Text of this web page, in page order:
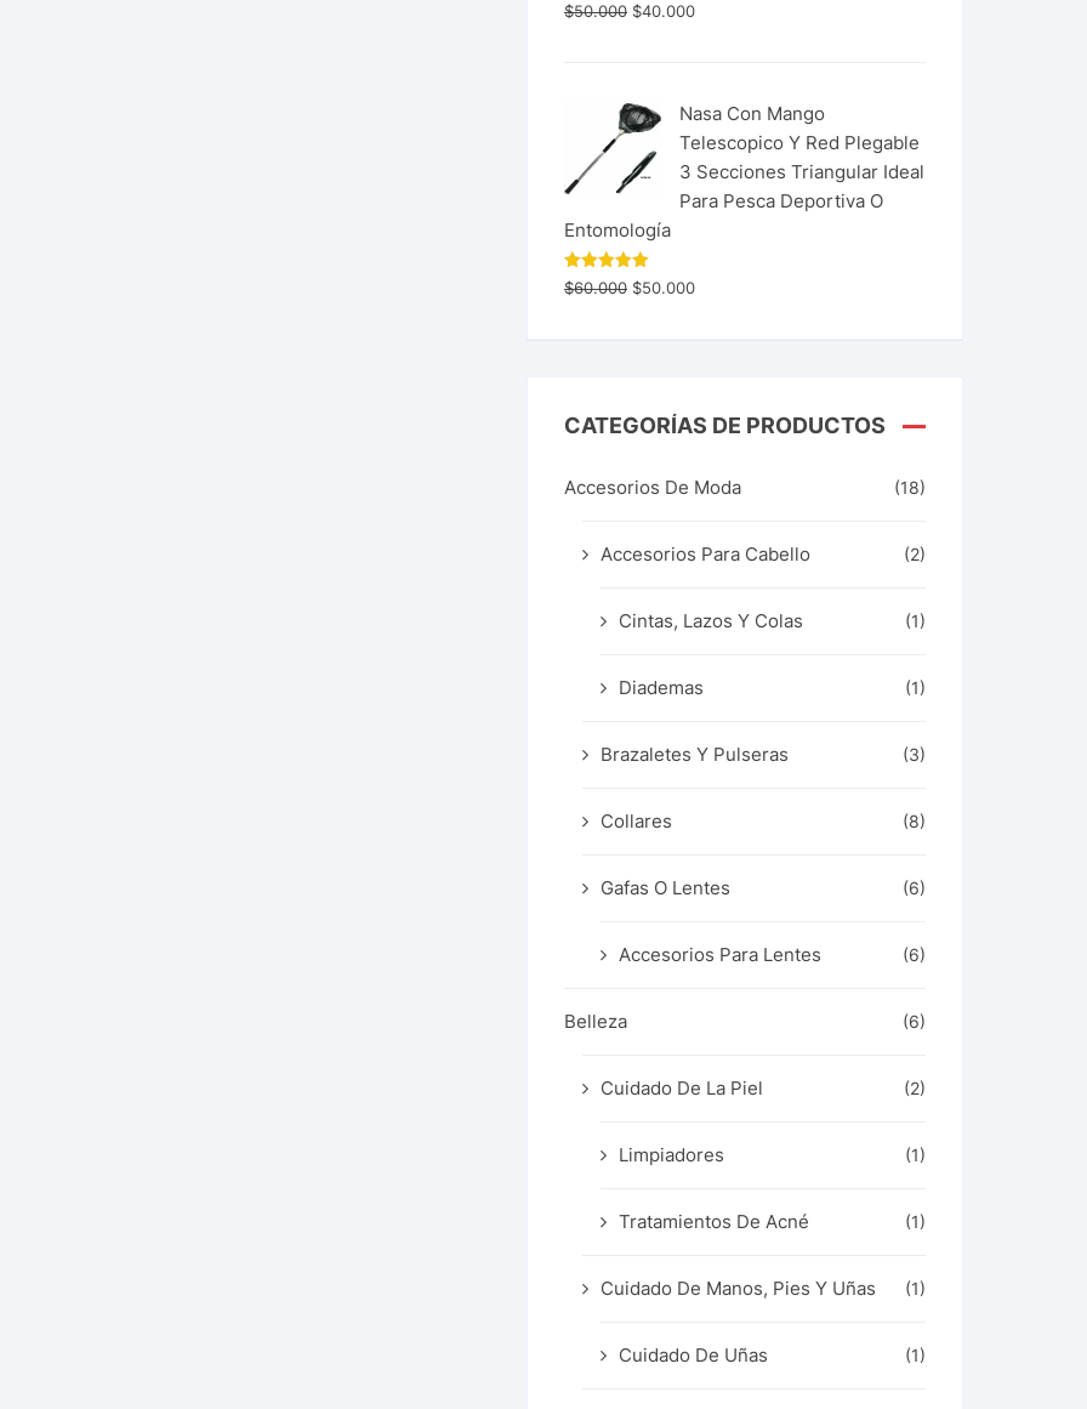
$50.000 $40.000
Nasa Con Mango
Telescopico Y Red Plegable
3 Secciones Triangular Ideal
Para Pesca Deportiva O
Entomología
Valorado
con 5.00
$60.000 $50.000
CATEGORÍAS DE PRODUCTOS
Accesorios De Moda (18)
Accesorios Para Cabello (2)
Cintas, Lazos Y Colas (1)
Diademas (1)
Brazaletes Y Pulseras (3)
Collares (8)
Gafas O Lentes (6)
Accesorios Para Lentes (6)
Belleza (6)
Cuidado De La Piel (2)
Limpiadores (1)
Tratamientos De Acné (1)
Cuidado De Manos, Pies Y Uñas (1)
Cuidado De Uñas (1)